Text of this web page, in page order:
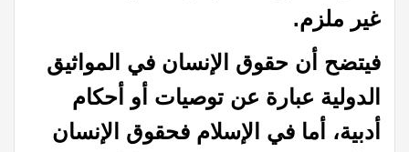
غير ملزم.
فيتضح أن حقوق الإنسان في المواثيق
الدولية عبارة عن توصيات أو أحكام
أدبية، أما في الإسلام فحقوق الإنسان